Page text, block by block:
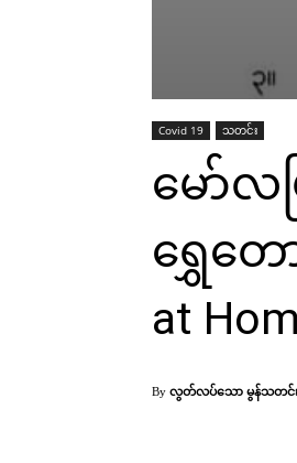
Covid 19 သတင်း
မော်လ
ရွှေတေ
at
By လွတ်လပ်သော မွန်သတင်း